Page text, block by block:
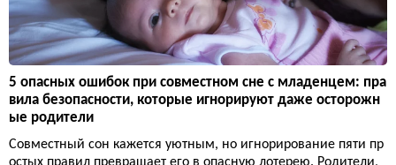
5 опасных ошибок при совместном сне с младенцем: пра
вила безопасности, которые игнорируют даже осторожн
ые родители
Совместный сон кажется уютным, но игнорирование пяти пр